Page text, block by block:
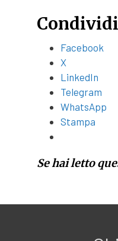
Facebook
X
LinkedIn
Telegram
WhatsApp
Stampa
Se hai letto